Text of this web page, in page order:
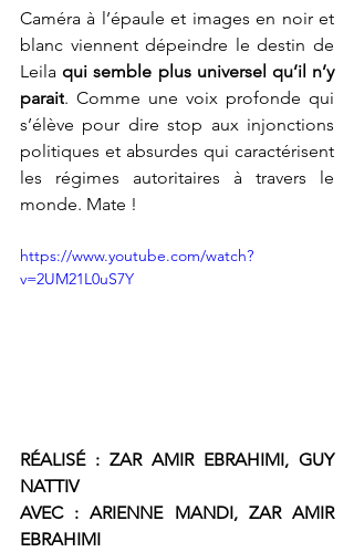
Caméra à l’épaule et images en noir et
blanc viennent dépeindre le destin de
Leila qui semble plus universel qu’il n’y
parait. Comme une voix profonde qui
s’élève pour dire stop aux injonctions
politiques et absurdes qui caractérisent
les régimes autoritaires à travers le
monde. Mate !
https://www.youtube.com/watch?
v=2UM21L0uS7Y
RÉALISÉ : ZAR AMIR EBRAHIMI, GUY
NATTIV
AVEC : ARIENNE MANDI, ZAR AMIR
EBRAHIMI